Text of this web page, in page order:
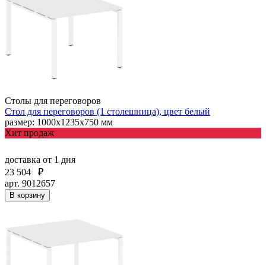
Столы для переговоров
Стол для переговоров (1 столешница), цвет белый
размер: 1000х1235х750 мм
Хит продаж
доставка от 1 дня
23 504
₽
арт. 9012657
В корзину